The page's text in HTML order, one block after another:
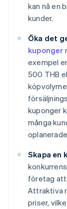
kan nå en
kunder.
Öka det
kuponger
exempel
500 THB
kuponger
många
Skapa en
företag att
Attraktiva
priser,